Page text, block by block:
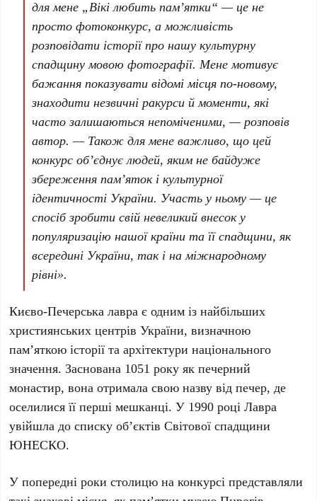
для мене „Вікі любить пам’ятки“ — це не
просто фотоконкурс, а можливість
розповідати історії про нашу культурну
спадщину мовою фотографії. Мене мотивує
бажання показувати відомі місця по-новому,
знаходити незвичні ракурси й моменти, які
часто залишаються непоміченими, — розповів
автор. — Також для мене важливо, що цей
конкурс об’єднує людей, яким не байдуже
збереження пам’яток і культурної
ідентичності України. Участь у ньому — це
спосіб зробити свій невеликий внесок у
популяризацію нашої країни та її спадщини, як
всередині України, так і на міжнародному
рівні».
Києво-Печерська лавра є одним із найбільших
християнських центрів України, визначною
пам’яткою історії та архітектури національного
значення. Заснована 1051 року як печерний
монастир, вона отримала свою назву від печер, де
оселилися її перші мешканці. У 1990 році Лавра
увійшла до списку об’єктів Світової спадщини
ЮНЕСКО.
У попередні роки столицю на конкурсі представляли